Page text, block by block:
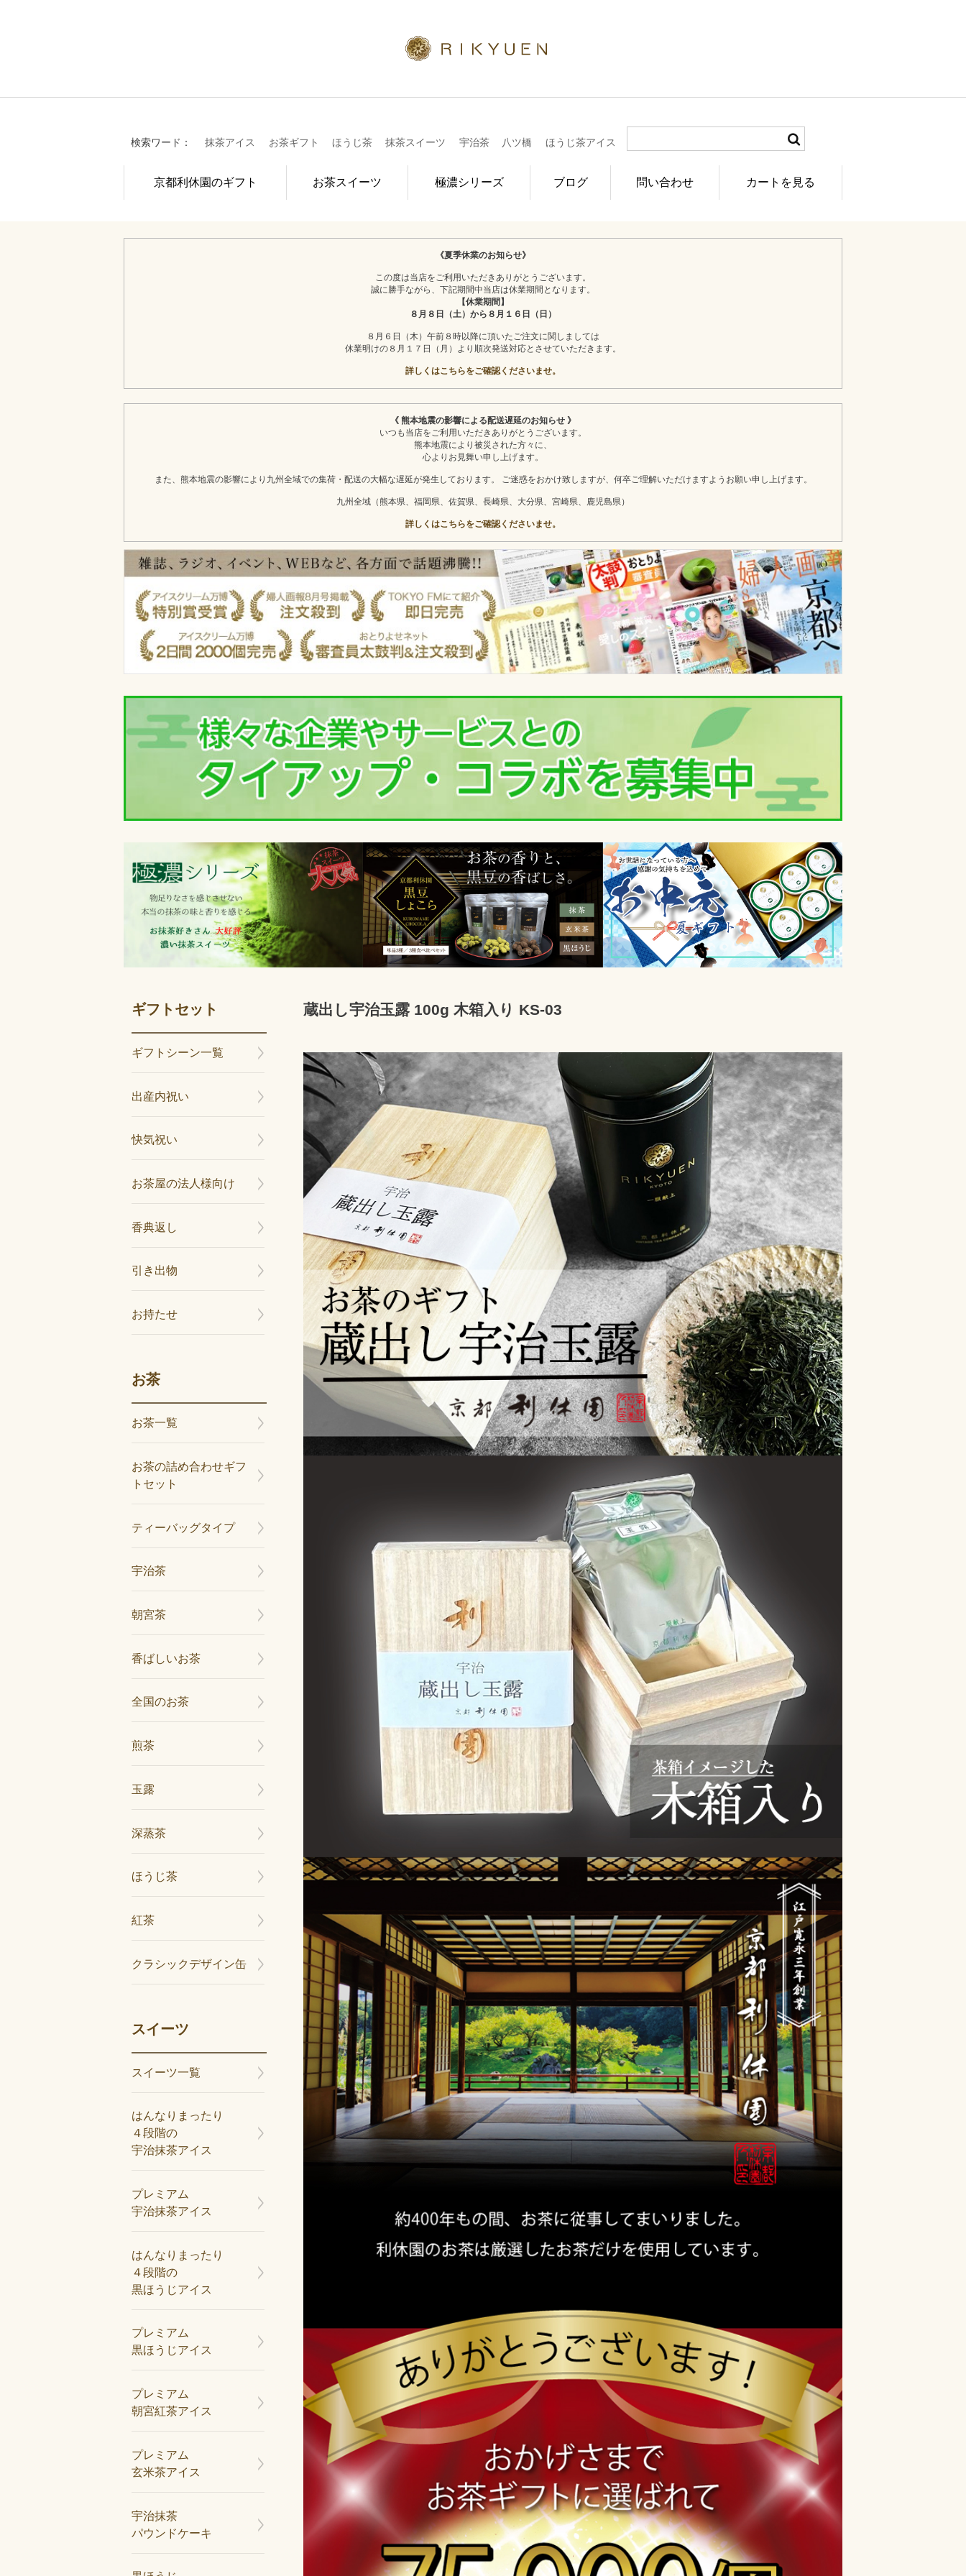
検索ワード： 抹茶アイス お茶ギフト ほうじ茶 抹茶スイーツ 宇治茶 八ツ橋 ほうじ茶アイス
京都利休園のギフト お茶スイーツ 極濃シリーズ ブログ 問い合わせ カートを見る
《夏季休業のお知らせ》
この度は当店をご利用いただきありがとうございます。
誠に勝手ながら、下記期間中当店は休業期間となります。
【休業期間】
８月８日（土）から８月１６日（日）
８月６日（木）午前８時以降に頂いたご注文に関しましては
休業明けの８月１７日（月）より順次発送対応とさせていただきます。
詳しくはこちらをご確認くださいませ。
《 熊本地震の影響による配送遅延のお知らせ 》
いつも当店をご利用いただきありがとうございます。
熊本地震により被災された方々に、
心よりお見舞い申し上げます。
また、熊本地震の影響により九州全域での集荷・配送の大幅な遅延が発生しております。 ご迷惑をおかけ致しますが、何卒ご理解いただけますようお願い申し上げます。
九州全域（熊本県、福岡県、佐賀県、長崎県、大分県、宮崎県、鹿児島県）
詳しくはこちらをご確認くださいませ。
蔵出し宇治玉露 100g 木箱入り KS-03
ギフトセット
ギフトシーン一覧
出産内祝い
快気祝い
お茶屋の法人様向け
香典返し
引き出物
お持たせ
お茶
お茶一覧
お茶の詰め合わせギフ
トセット
ティーバッグタイプ
宇治茶
朝宮茶
香ばしいお茶
全国のお茶
煎茶
玉露
深蒸茶
ほうじ茶
紅茶
クラシックデザイン缶
スイーツ
スイーツ一覧
はんなりまったり
４段階の
宇治抹茶アイス
プレミアム
宇治抹茶アイス
はんなりまったり
４段階の
黒ほうじアイス
プレミアム
黒ほうじアイス
プレミアム
朝宮紅茶アイス
プレミアム
玄米茶アイス
宇治抹茶
パウンドケーキ